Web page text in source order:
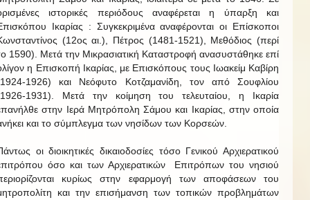
ιστορικές περιόδους αναφέρεται η ύπαρξη και
Ικαρίας : Συγκεκριμένα αναφέρονται οι Επίσκοποι
(12ος αι.), Πέτρος (1481-1521), Μεθόδιος (περί
1590). Μετά την Μικρασιατική Καταστροφή ανασυστάθηκε επί
η Επισκοπή Ικαρίας, με Επισκόπους τους Ιωακείμ Καβίρη
1926) και Νεόφυτο Κοτζαμανίδη, τον από Σουφλίου
1931). Μετά την κοίμηση του τελευταίου, η Ικαρία
στην Ιερά Μητρόπολη Σάμου και Ικαρίας, στην οποία
και το σύμπλεγμα των νησίδων των Κορσεών.
οι διοικητικές δικαιοδοσίες τόσο Γενικού Αρχιερατικού
όσο και των Αρχιερατικών Επιτρόπων του νησιού
κυρίως στην εφαρμογή των αποφάσεων του
και την επισήμανση των τοπικών προβλημάτων